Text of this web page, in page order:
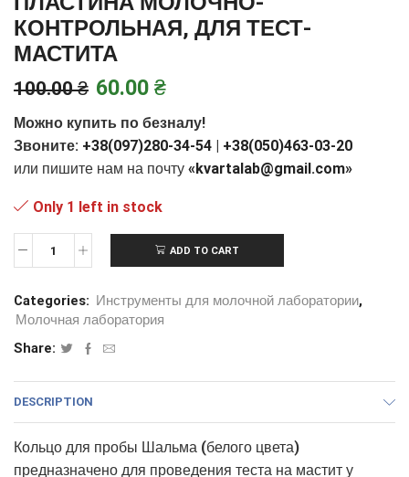
КОНТРОЛЬНАЯ, ДЛЯ ТЕСТ-
МАСТИТА
100.00₴ 60.00 ₴
Можно купить по безналу!
Звоните: +38(097)280-34-54
+38(050)463-03-20
или пишите нам на почту «kvartalab@gmail.com»
Only 1 left in stock
ADD TO CART
Categories: Инструменты для молочной лаборатории,
Молочная лаборатория
Share:
DESCRIPTION
Кольцо для пробы Шальма (белого цвета)
предназначено для проведения теста на мастит у